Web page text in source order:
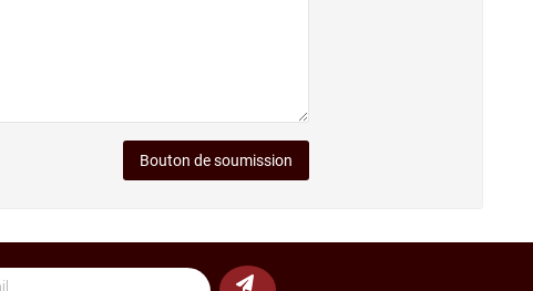
Bouton de soumission